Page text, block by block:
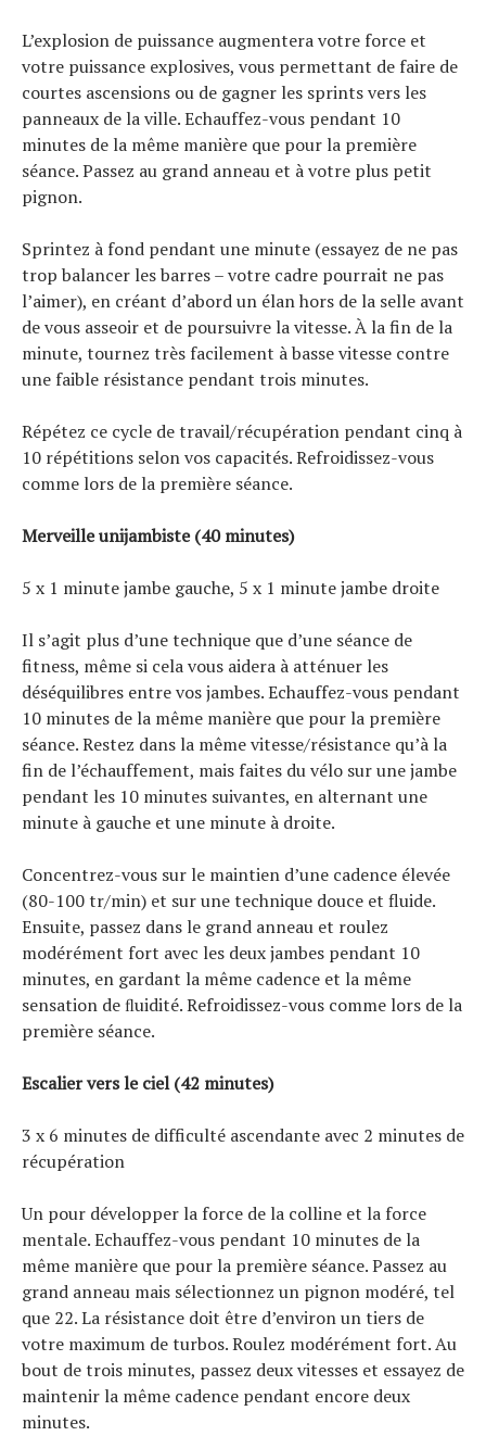
L’explosion de puissance augmentera votre force et
votre puissance explosives, vous permettant de faire de
courtes ascensions ou de gagner les sprints vers les
panneaux de la ville. Echauffez-vous pendant 10
minutes de la même manière que pour la première
séance. Passez au grand anneau et à votre plus petit
pignon.
Sprintez à fond pendant une minute (essayez de ne pas
trop balancer les barres – votre cadre pourrait ne pas
l’aimer), en créant d’abord un élan hors de la selle avant
de vous asseoir et de poursuivre la vitesse. À la fin de la
minute, tournez très facilement à basse vitesse contre
une faible résistance pendant trois minutes.
Répétez ce cycle de travail/récupération pendant cinq à
10 répétitions selon vos capacités. Refroidissez-vous
comme lors de la première séance.
Merveille unijambiste (40 minutes)
5 x 1 minute jambe gauche, 5 x 1 minute jambe droite
Il s’agit plus d’une technique que d’une séance de
fitness, même si cela vous aidera à atténuer les
déséquilibres entre vos jambes. Echauffez-vous pendant
10 minutes de la même manière que pour la première
séance. Restez dans la même vitesse/résistance qu’à la
fin de l’échauffement, mais faites du vélo sur une jambe
pendant les 10 minutes suivantes, en alternant une
minute à gauche et une minute à droite.
Concentrez-vous sur le maintien d’une cadence élevée
(80-100 tr/min) et sur une technique douce et fluide.
Ensuite, passez dans le grand anneau et roulez
modérément fort avec les deux jambes pendant 10
minutes, en gardant la même cadence et la même
sensation de ﬂuidité. Refroidissez-vous comme lors de la
première séance.
Escalier vers le ciel (42 minutes)
3 x 6 minutes de difficulté ascendante avec 2 minutes de
récupération
Un pour développer la force de la colline et la force
mentale. Echauffez-vous pendant 10 minutes de la
même manière que pour la première séance. Passez au
grand anneau mais sélectionnez un pignon modéré, tel
que 22. La résistance doit être d’environ un tiers de
votre maximum de turbos. Roulez modérément fort. Au
bout de trois minutes, passez deux vitesses et essayez de
maintenir la même cadence pendant encore deux
minutes.